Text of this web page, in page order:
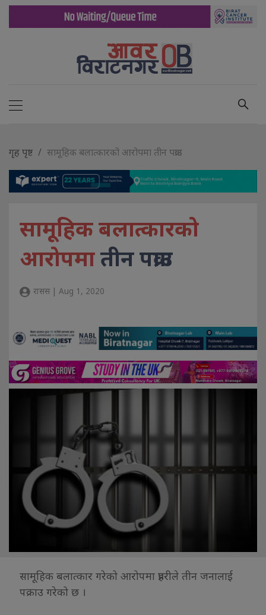
गृह पृष्ट सामूहिक बलात्कारको आरोपमा तीन पक्राउ
सामूहिक बलात्कारको
आरोपमातीन पक्राउ
रासस | Aug 1, 2020
सामूहिक बलात्कार गरेको आरोपमा प्रहरीले तीन जनालाई
पक्राउ गरेको छ ।